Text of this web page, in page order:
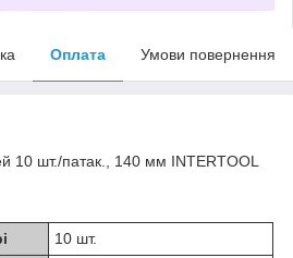
Оплата Умови повернення
10 шт./патак., 140 мм INTERTOOL
10 шт.